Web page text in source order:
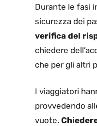
Durante le fasi
sicurezza dei
verifica del
chiedere
che per gli altri
I viaggiatori
provvedendo
vuote.